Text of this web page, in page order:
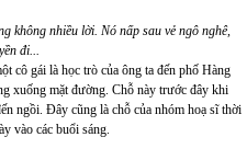
không nhiều lời. Nó nấp sau vẻ ngô nghê,
đi...
cô gái là học trò của ông ta đến phố Hàng
xuống mặt đường. Chỗ này trước đây khi
ngồi. Đây cũng là chỗ của nhóm hoạ sĩ thời
vào các buổi sáng.